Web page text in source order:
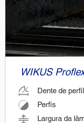
WIKUS
Dente de perfil
Perfis
Largura da